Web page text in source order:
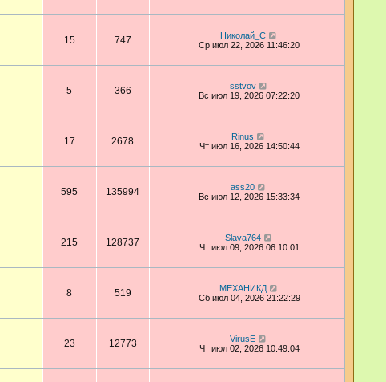
15 747
Николай_С
Ср июл 22, 2026 11:46:20
5 366
sstvov
Вс июл 19, 2026 07:22:20
17 2678
Rinus
Чт июл 16, 2026 14:50:44
595 135994
ass20
Вс июл 12, 2026 15:33:34
215 128737
Slava764
Чт июл 09, 2026 06:10:01
8 519
МЕХАНИКД
Сб июл 04, 2026 21:22:29
23 12773
VirusE
Чт июл 02, 2026 10:49:04